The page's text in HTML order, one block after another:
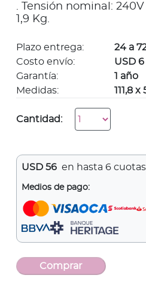
. Tensión nominal:
1,9 Kg.
Plazo entrega:
24 a
Costo envío:
USD 6
Garantía:
1 año
Medidas:
111,8
Cantidad:
USD 56 en hasta 6
Medios de pago: